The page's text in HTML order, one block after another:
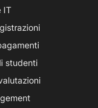
IT
studenti